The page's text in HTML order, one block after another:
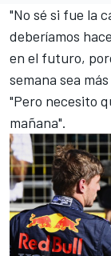
"No sé si fue la
deberíamos
en el futuro,
semana sea
"Pero necesito
mañana".